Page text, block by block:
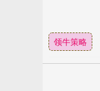
领牛策略